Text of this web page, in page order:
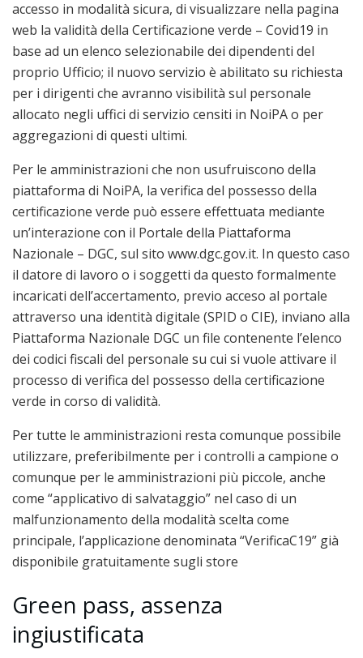
accesso in modalità sicura, di visualizzare nella pagina
web la validità della Certificazione verde – Covid19 in
base ad un elenco selezionabile dei dipendenti del
proprio Ufficio; il nuovo servizio è abilitato su richiesta
per i dirigenti che avranno visibilità sul personale
allocato negli uffici di servizio censiti in NoiPA o per
aggregazioni di questi ultimi.
Per le amministrazioni che non usufruiscono della
piattaforma di NoiPA, la verifica del possesso della
certificazione verde può essere effettuata mediante
un’interazione con il Portale della Piattaforma
Nazionale – DGC, sul sito www.dgc.gov.it. In questo caso
il datore di lavoro o i soggetti da questo formalmente
incaricati dell’accertamento, previo acceso al portale
attraverso una identità digitale (SPID o CIE), inviano alla
Piattaforma Nazionale DGC un file contenente l’elenco
dei codici fiscali del personale su cui si vuole attivare il
processo di verifica del possesso della certificazione
verde in corso di validità.
Per tutte le amministrazioni resta comunque possibile
utilizzare, preferibilmente per i controlli a campione o
comunque per le amministrazioni più piccole, anche
come “applicativo di salvataggio” nel caso di un
malfunzionamento della modalità scelta come
principale, l’applicazione denominata “VerificaC19” già
disponibile gratuitamente sugli store
Green pass, assenza
ingiustificata